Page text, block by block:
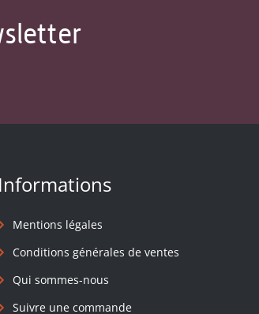
Informations
Mentions légales
Conditions générales de ventes
Qui sommes-nous
Suivre une commande